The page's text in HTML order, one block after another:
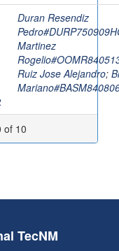
Duran Resendiz
Martinez
Ruiz Jose Alejandro;
of 10
TecNM